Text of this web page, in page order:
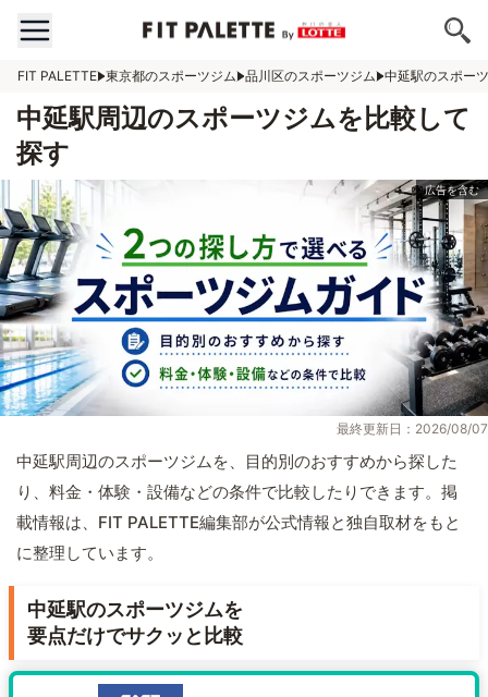
FIT PALETTE 東京都のスポーツジム 品川区のスポーツジム 中延駅のスポー
中延駅周辺のスポーツジムを比較して
探す
最終更新日：2026/08/07
中延駅周辺のスポーツジムを、目的別のおすすめから探した
り、料金・体験・設備などの条件で比較したりできます。掲
載情報は、FIT PALETTE編集部が公式情報と独自取材をもと
に整理しています。
中延駅のスポーツジムを
要点だけでサクッと比較